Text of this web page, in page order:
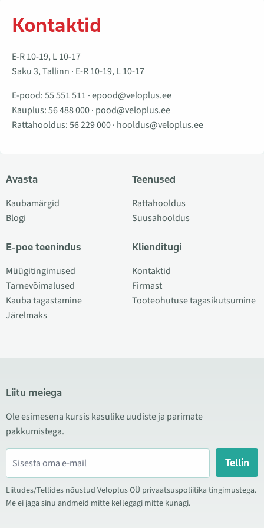
Kontaktid
E-R 10-19, L 10-17
Saku 3, Tallinn · E-R 10-19, L 10-17
E-pood:55 551 511 ·epood@veloplus.ee
Kauplus:56 488 000· pood@veloplus.ee
Rattahooldus:56 229 000· hooldus@veloplus.ee
Avasta
Kaubamärgid
Blogi
E-poe teenindus
Müügitingimused
Tarnevõimalused
Kauba tagastamine
Järelmaks
Teenused
Rattahooldus
Suusahooldus
Klienditugi
Kontaktid
Firmast
Tooteohutuse tagasikutsumine
Liitu meiega
Ole esimesena kursis kasulike uudiste ja parimate
pakkumistega.
Tellin
Liitudes/Tellides nõustud Veloplus OÜ privaatsuspoliitika tingimustega.
Me ei jaga sinu andmeid mitte kellegagi mitte kunagi.